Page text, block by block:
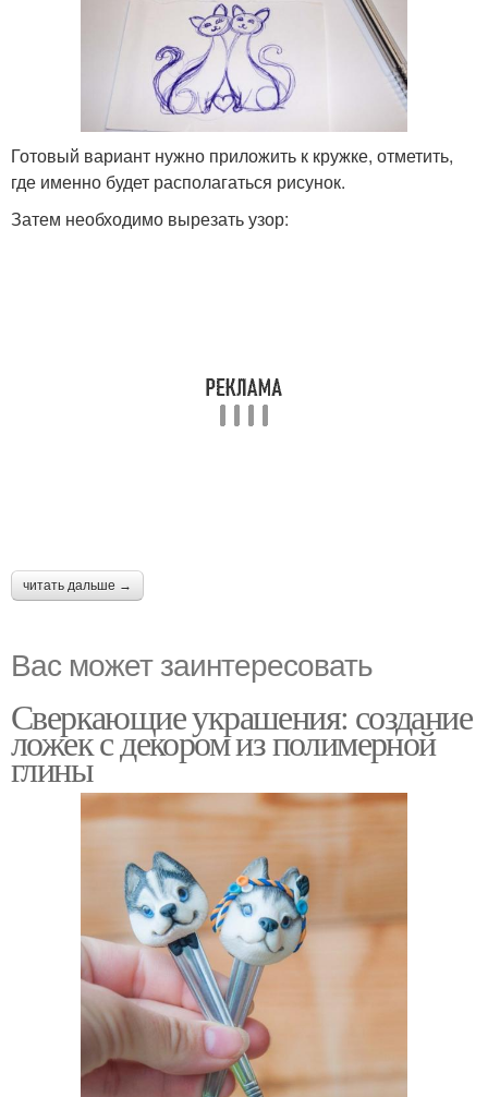
Готовый вариант нужно приложить к кружке, отметить,
где именно будет располагаться рисунок.
Затем необходимо вырезать узор:
читать дальше →
Вас может заинтересовать
Сверкающие украшения: создание
ложек с декором из полимерной
глины